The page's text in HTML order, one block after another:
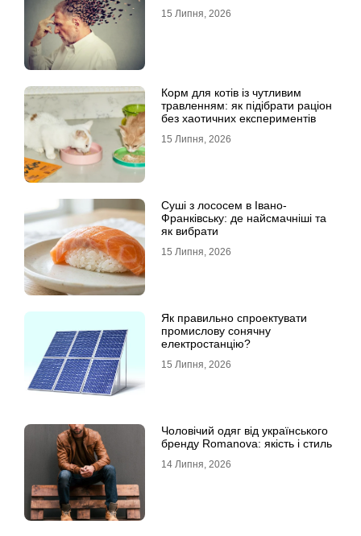
15 Липня, 2026
Корм для котів із чутливим
травленням: як підібрати раціон
без хаотичних експериментів
15 Липня, 2026
Суші з лососем в Івано-
Франківську: де найсмачніші та
як вибрати
15 Липня, 2026
Як правильно спроектувати
промислову сонячну
електростанцію?
15 Липня, 2026
Чоловічий одяг від українського
бренду Romanova: якість і стиль
14 Липня, 2026